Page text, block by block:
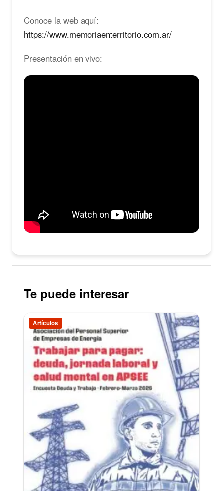
Conoce la web aquí:
https://www.memoriaenterritorio.com.ar/
Presentación en vivo:
Te puede interesar
Artículos